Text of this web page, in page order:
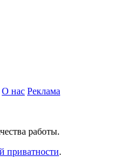
О нас Реклама
работы.
приватности.